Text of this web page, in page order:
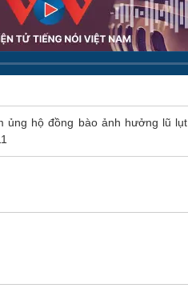
Văn hóa
Sân khấu - Điện ảnh
Âm nhạc
ủng hộ đồng bào ảnh hưởng lũ lụt